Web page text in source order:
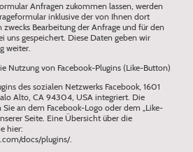
Anfragen zukommen lassen, werden
inklusive der von Ihnen dort
Bearbeitung der Anfrage und für den
uns gespeichert. Diese Daten geben wir
weiter.
Nutzung von Facebook-Plugins (Like-Button)
des sozialen Netzwerks Facebook, 1601
Alto, CA 94304, USA integriert. Die
Sie an dem Facebook-Logo oder dem „Like-
Seite. Eine Übersicht über die
hier:
docs/plugins/.